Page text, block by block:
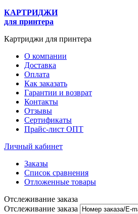
КАРТРИДЖИ
для принтера
Картриджи для принтера
О компании
Доставка
Оплата
Как заказать
Гарантии и возврат
Контакты
Отзывы
Сертификаты
Прайс-лист ОПТ
Личный кабинет
Заказы
Список сравнения
Отложенные товары
Отслеживание заказа
Отслеживание заказа